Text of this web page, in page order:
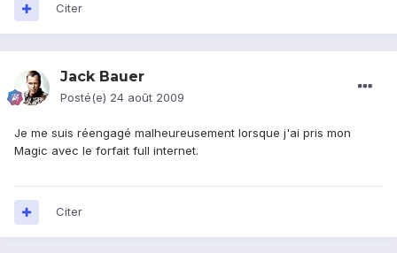
Citer
Jack Bauer
Posté(e) 24 août 2009
Je me suis réengagé malheureusement lorsque j'ai pris mon
Magic avec le forfait full internet.
Citer